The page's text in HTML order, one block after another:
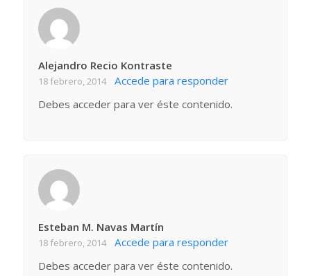
Alejandro Recio Kontraste
18 febrero, 2014
Accede para responder
Debes acceder para ver éste contenido.
Esteban M. Navas Martín
18 febrero, 2014
Accede para responder
Debes acceder para ver éste contenido.